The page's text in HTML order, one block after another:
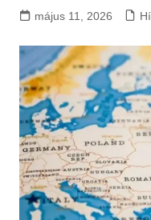
május 11, 2026